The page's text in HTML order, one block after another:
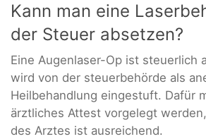
Kann man eine
der Steuer absetzen?
Eine Augenlaser-Op ist steuerlich
wird von der steuerbehörde als
Heilbehandlung eingestuft. Dafür
ärztliches Attest vorgelegt
des Arztes ist ausreichend.